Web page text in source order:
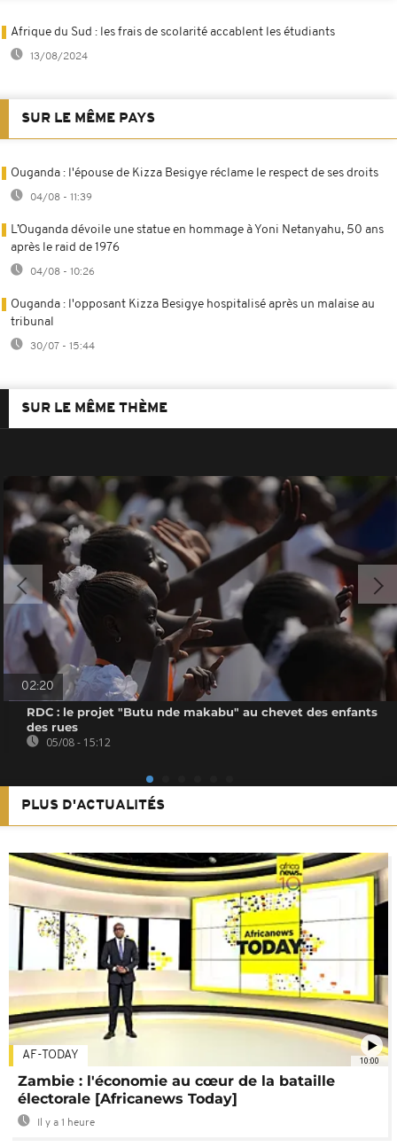
Afrique du Sud : les frais de scolarité accablent les étudiants
13/08/2024
SUR LE MÊME PAYS
Ouganda : l'épouse de Kizza Besigye réclame le respect de ses droits
04/08 - 11:39
L’Ouganda dévoile une statue en hommage à Yoni Netanyahu, 50 ans
après le raid de 1976
04/08 - 10:26
Ouganda : l'opposant Kizza Besigye hospitalisé après un malaise au
tribunal
30/07 - 15:44
SUR LE MÊME THÈME
02:20
RDC : le projet "Butu nde makabu" au chevet des enfants
des rues
05/08 - 15:12
PLUS D'ACTUALITÉS
10:00
AF-TODAY
Zambie : l'économie au cœur de la bataille
électorale [Africanews Today]
Il y a 1 heure